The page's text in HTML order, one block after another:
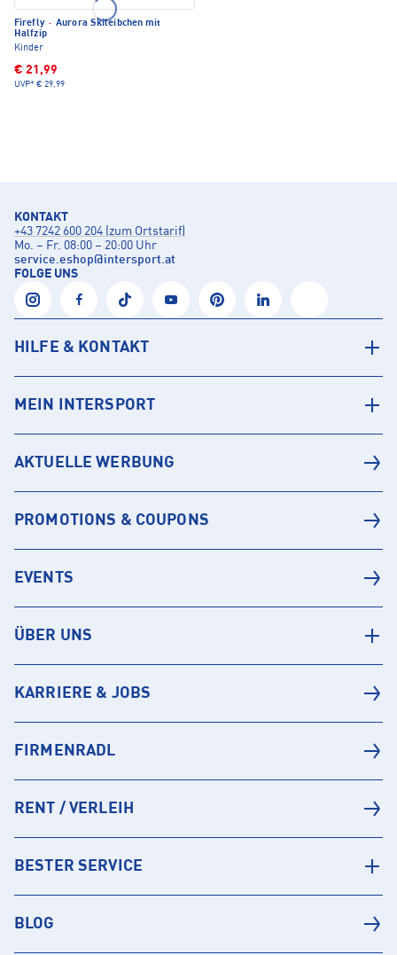
Firefly · Aurora Skileibchen mit
Halfzip
Kinder
€ 21,99
UVP* € 29,99
KONTAKT
+43 7242 600 204 (zum Ortstarif)
Mo. – Fr. 08:00 – 20:00 Uhr
service.eshop@intersport.at
FOLGE UNS
HILFE & KONTAKT
MEIN INTERSPORT
AKTUELLE WERBUNG
PROMOTIONS & COUPONS
EVENTS
ÜBER UNS
KARRIERE & JOBS
FIRMENRADL
RENT / VERLEIH
BESTER SERVICE
BLOG